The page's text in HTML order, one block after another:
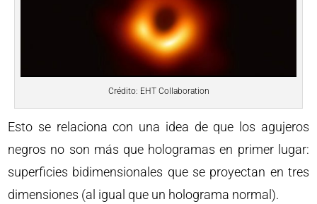
Crédito: EHT Collaboration
Esto se relaciona con una idea de que los agujeros
negros no son más que hologramas en primer lugar:
superficies bidimensionales que se proyectan en tres
dimensiones (al igual que un holograma normal).